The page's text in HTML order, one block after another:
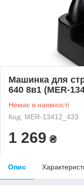
Машинка для
640 8в1 (MER-
Немає в наявності
Код: MER-13412_433
1 269 ₴
Опис